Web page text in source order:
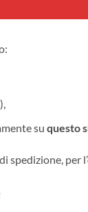
su questo
spedizione,